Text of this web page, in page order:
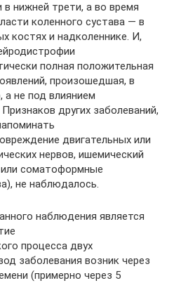
нижней трети, а во время
коленного сустава — в
костях и надколеннике. И,
полная положительная
произошедшая, в
а не под влиянием
других заболеваний,
двигательных или
нервов, ишемический
или соматоформные
не наблюдалось.
наблюдения является
процесса двух
заболевания возник через
(примерно через 5